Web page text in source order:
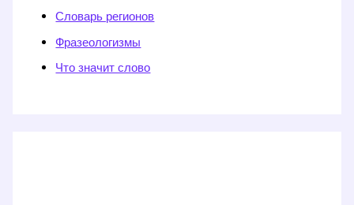
Словарь регионов
Фразеологизмы
Что значит слово